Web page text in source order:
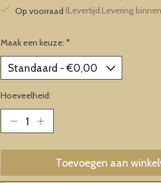
Op voorraad (Levertijd:Levering
Maak een keuze: *
Hoeveelheid:
Toevoegen aan